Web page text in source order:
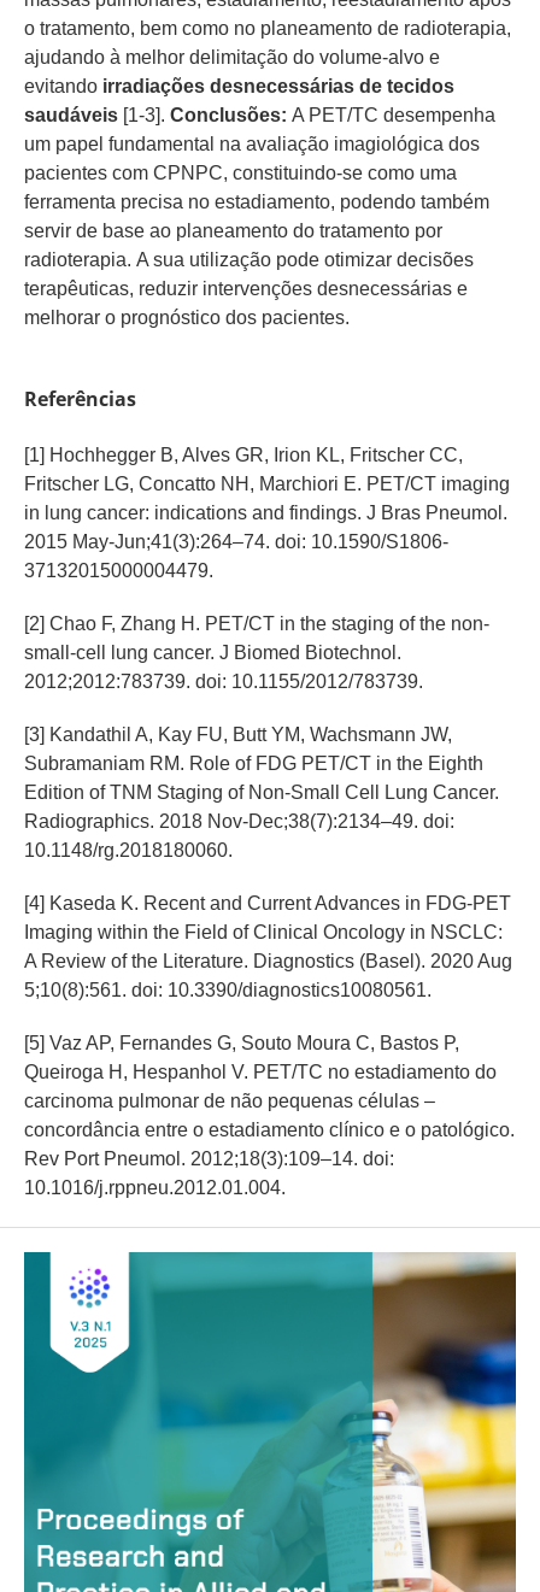
o tratamento, bem como no planeamento de radioterapia,
ajudando à melhor delimitação do volume-alvo e
evitandoirradiações desnecessárias de tecidos
saudáveis[1-3]. Conclusões: A PET/TC desempenha
um papel fundamental na avaliação imagiológica dos
pacientes com CPNPC, constituindo-se como uma
ferramenta precisa no estadiamento, podendo também
servir de base ao planeamento do tratamento por
radioterapia. A sua utilização pode otimizar decisões
terapêuticas, reduzir intervenções desnecessárias e
melhorar o prognóstico dos pacientes.
Referências
[1] Hochhegger B, Alves GR, Irion KL, Fritscher CC,
Fritscher LG, Concatto NH, Marchiori E. PET/CT imaging
in lung cancer: indications and findings. J Bras Pneumol.
2015 May-Jun;41(3):264–74. doi: 10.1590/S1806-
37132015000004479.
[2] Chao F, Zhang H. PET/CT in the staging of the non-
small-cell lung cancer. J Biomed Biotechnol.
2012;2012:783739. doi: 10.1155/2012/783739.
[3] Kandathil A, Kay FU, Butt YM, Wachsmann JW,
Subramaniam RM. Role of FDG PET/CT in the Eighth
Edition of TNM Staging of Non-Small Cell Lung Cancer.
Radiographics. 2018 Nov-Dec;38(7):2134–49. doi:
10.1148/rg.2018180060.
[4] Kaseda K. Recent and Current Advances in FDG-PET
Imaging within the Field of Clinical Oncology in NSCLC:
A Review of the Literature. Diagnostics (Basel). 2020 Aug
5;10(8):561. doi: 10.3390/diagnostics10080561.
[5] Vaz AP, Fernandes G, Souto Moura C, Bastos P,
Queiroga H, Hespanhol V. PET/TC no estadiamento do
carcinoma pulmonar de não pequenas células –
concordância entre o estadiamento clínico e o patológico.
Rev Port Pneumol. 2012;18(3):109–14. doi:
10.1016/j.rppneu.2012.01.004.